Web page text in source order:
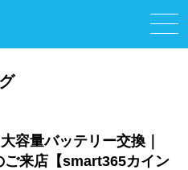
容量バッテリー交換｜
ご来店【smart365カイン